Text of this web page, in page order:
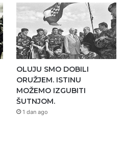
OLUJU SMO DOBILI
ORUŽJEM. ISTINU
MOŽEMO IZGUBITI
ŠUTNJOM.
1 dan ago